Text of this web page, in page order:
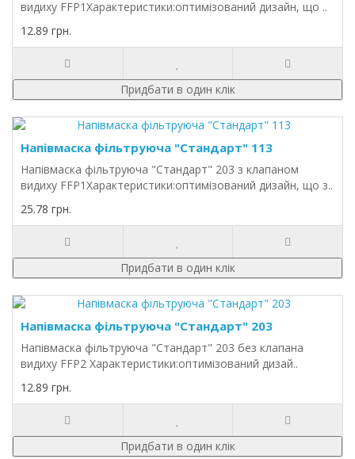
видиху FFP1Характеристики:оптимізований дизайн, що ..
12.89 грн.
Придбати в один клік
Напівмаска фільтруюча "Стандарт" 113
Напівмаска фільтруюча "Стандарт" 203 з клапаном
видиху FFP1Характеристики:оптимізований дизайн, що з..
25.78 грн.
Придбати в один клік
Напівмаска фільтруюча "Стандарт" 203
Напівмаска фільтруюча "Стандарт" 203 без клапана
видиху FFP2 Характеристики:оптимізований дизай..
12.89 грн.
Придбати в один клік